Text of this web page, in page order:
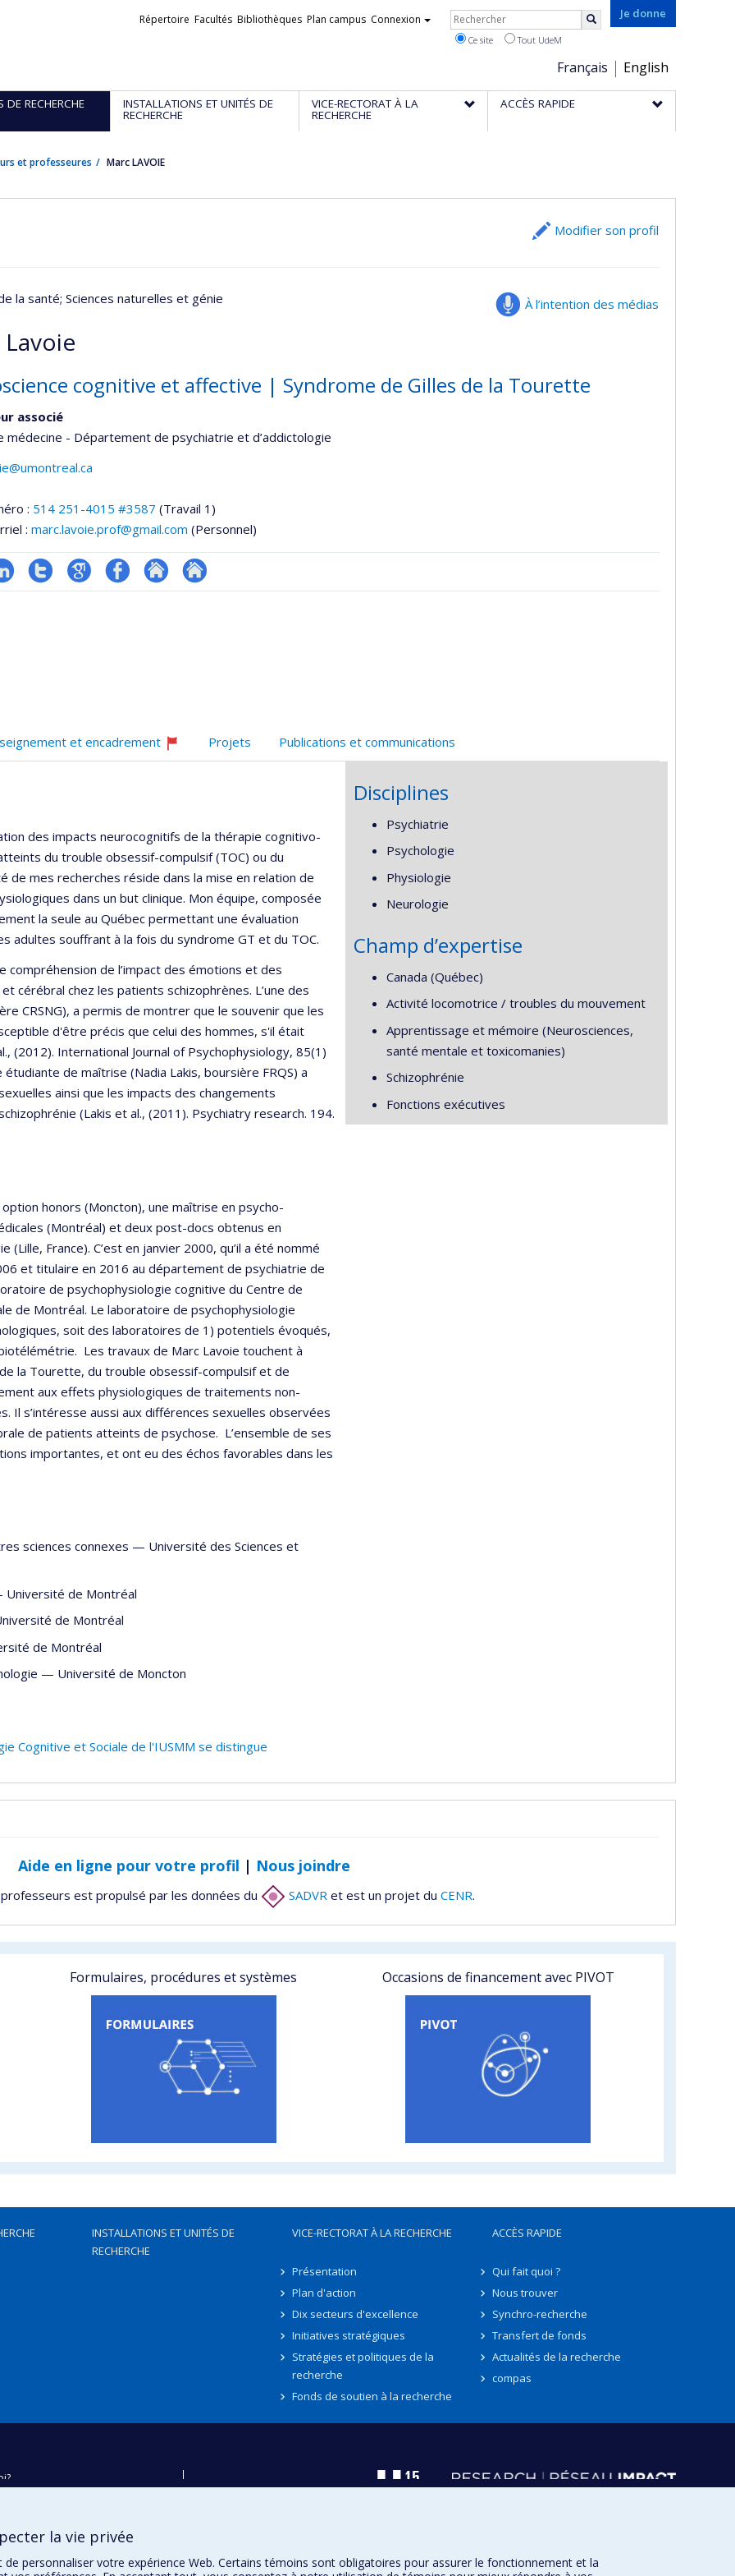
Je donne
Choix
de
la
Français English
Liens
Répertoire Facultés Bibliothèques Plan campus Connexion Rechercher
Ce site Tout UdeM
DE RECHERCHE INSTALLATIONS ET UNITÉS DE
RECHERCHE
VICE-RECTORAT À LA
RECHERCHE
ACCÈS RAPIDE
et professeures Marc LAVOIE
Modifier son profil
À l’intention des médias
la santé; Sciences naturelles et génie
cognitive et affective | Syndrome de Gilles de la Tourette
associé
médecine - Département de psychiatrie et d’addictologie
: 514 251-4015 #3587 (Travail 1)
: marc.lavoie.prof@gmail.com (Personnel)
CompteGoogleProfil Autre Autre
et encadrement
Ce
Projets Publications et communications
des impacts neurocognitifs de la thérapie cognitivo-
du trouble obsessif-compulsif (TOC) ou du
de mes recherches réside dans la mise en relation de
dans un but clinique. Mon équipe, composée
la seule au Québec permettant une évaluation
adultes souffrant à la fois du syndrome GT et du TOC.
de l’impact des émotions et des
cérébral chez les patients schizophrènes. L’une des
CRSNG), a permis de montrer que le souvenir que les
d'être précis que celui des hommes, s'il était
(2012). International Journal of Psychophysiology, 85(1)
de maîtrise (Nadia Lakis, boursière FRQS) a
ainsi que les impacts des changements
(Lakis et al., (2011). Psychiatry research. 194.
honors (Moncton), une maîtrise en psycho-
(Montréal) et deux post-docs obtenus en
France). C’est en janvier 2000, qu’il a été nommé
et titulaire en 2016 au département de psychiatrie de
de psychophysiologie cognitive du Centre de
de Montréal. Le laboratoire de psychophysiologie
soit des laboratoires de 1) potentiels évoqués,
Les travaux de Marc Lavoie touchent à
la Tourette, du trouble obsessif-compulsif et de
aux effets physiologiques de traitements non-
Il s’intéresse aussi aux différences sexuelles observées
de patients atteints de psychose. L’ensemble de ses
importantes, et ont eu des échos favorables dans les
sciences connexes — Université des Sciences et
Université de Montréal
de Montréal
de Montréal
— Université de Moncton
Cognitive et Sociale de l'IUSMM se distingue
Disciplines
Psychiatrie
Psychologie
Physiologie
Neurologie
Champ d’expertise
Canada (Québec)
Activité locomotrice / troubles du mouvement
Apprentissage et mémoire (Neurosciences,
santé mentale et toxicomanies)
Schizophrénie
Fonctions exécutives
Aide en ligne pour votre profil | Nous joindre
est propulsé par les données du SADVR et est un projet du CENR.
Formulaires, procédures et systèmes Occasions de financement avec PIVOT
INSTALLATIONS ET UNITÉS DE
RECHERCHE
VICE-RECTORAT À LA RECHERCHE
Présentation
Plan d'action
Dix secteurs d'excellence
Initiatives stratégiques
Stratégies et politiques de la
recherche
Fonds de soutien à la recherche
ACCÈS RAPIDE
Qui fait quoi ?
Nous trouver
Synchro-recherche
Transfert de fonds
Actualités de la recherche
compas
la vie privée
de personnaliser votre expérience Web. Certains témoins sont obligatoires pour assurer le fonctionnement et la